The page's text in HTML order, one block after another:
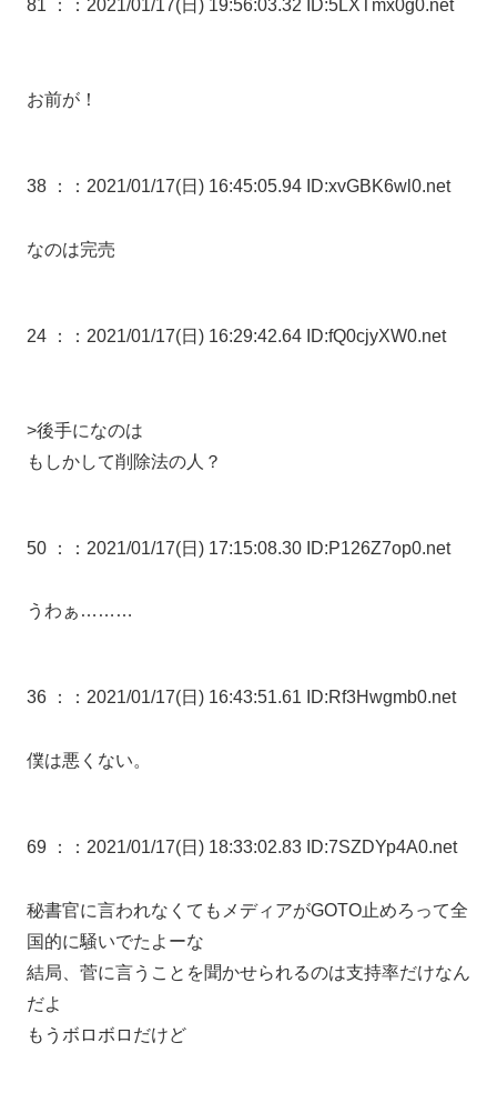
81 ： ：2021/01/17(日) 19:56:03.32 ID:5LXTmx0g0.net
お前が！
38 ： ：2021/01/17(日) 16:45:05.94 ID:xvGBK6wl0.net
なのは完売
24 ： ：2021/01/17(日) 16:29:42.64 ID:fQ0cjyXW0.net
>後手になのは
もしかして削除法の人？
50 ： ：2021/01/17(日) 17:15:08.30 ID:P126Z7op0.net
うわぁ………
36 ： ：2021/01/17(日) 16:43:51.61 ID:Rf3Hwgmb0.net
僕は悪くない。
69 ： ：2021/01/17(日) 18:33:02.83 ID:7SZDYp4A0.net
秘書官に言われなくてもメディアがGOTO止めろって全
国的に騒いでたよーな
結局、菅に言うことを聞かせられるのは支持率だけなん
だよ
もうボロボロだけど